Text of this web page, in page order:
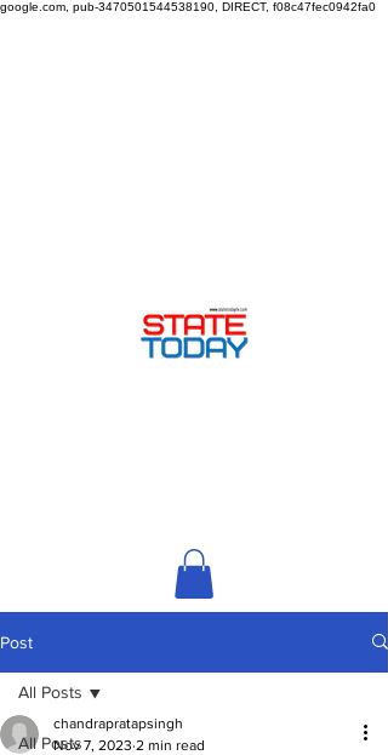
google.com, pub-3470501544538190, DIRECT, f08c47fec0942fa0
Post
All Posts
All Posts
chandrapratapsingh
Nov 7, 2023 2 min read